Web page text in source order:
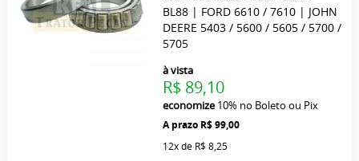
BL88 | FORD 6610 / 7610 | JOHN
DEERE 5403 / 5600 / 5605 / 5700 /
5705
R$ 99,00
à vista
R$ 89,10
economize10% no Boleto ou Pix
12xde R$ 8,25